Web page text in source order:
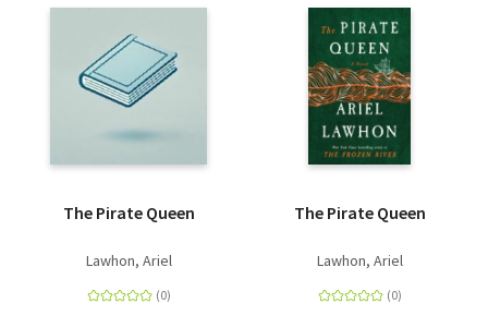
The Pirate Queen
Lawhon, Ariel
The Pirate Queen
Lawhon, Ariel